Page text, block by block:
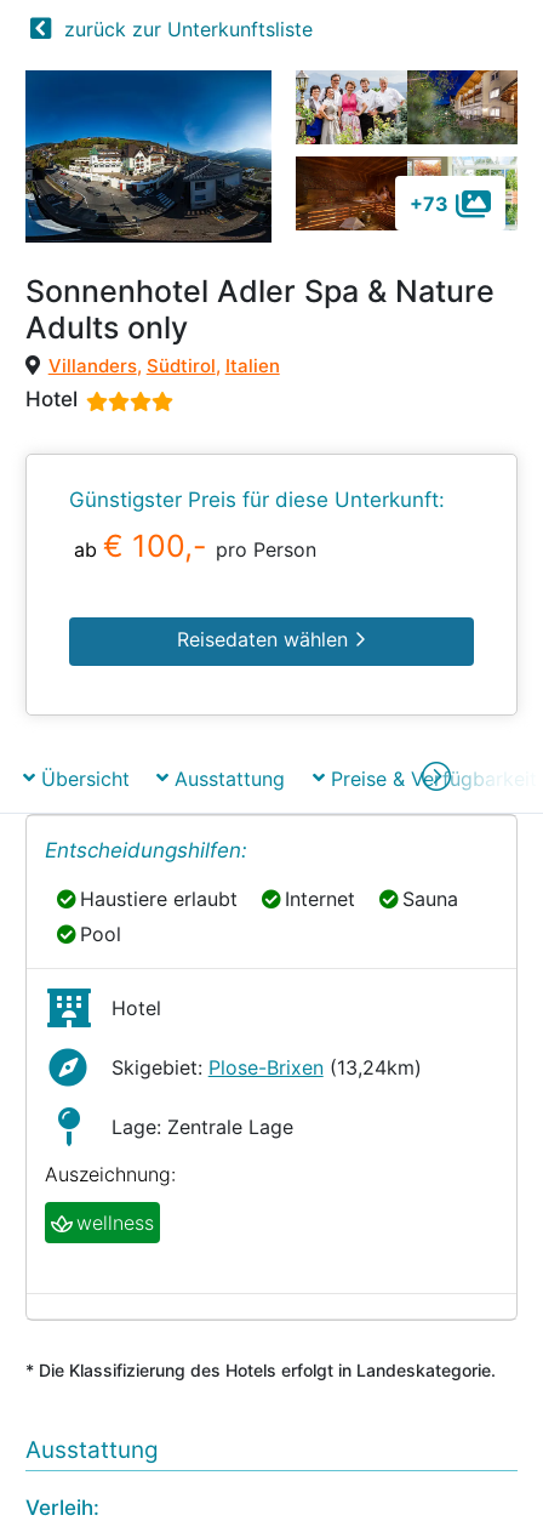
zurück zur Unterkunftsliste
+73
Sonnenhotel Adler Spa & Nature
Adults only
Villanders, Südtirol, Italien
Hotel
Günstigster Preis für diese Unterkunft:
ab € 100,- pro Person
Reisedaten wählen
Übersicht Ausstattung Preise & Verfügbarkeit
Entscheidungshilfen:
Haustiere erlaubt
Haustiere erlaubt Internet
Internet Sauna
Sauna
Pool
Pool
Hotel
Skigebiet: Plose-Brixen(13,24km)
Lage: Zentrale Lage
Auszeichnung:
wellness
* Die Klassifizierung des Hotels erfolgt in Landeskategorie.
Ausstattung
Verleih: